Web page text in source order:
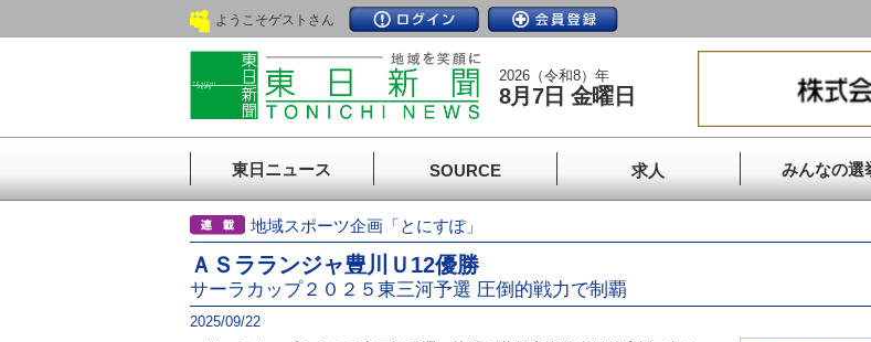
ようこそゲストさん
2026（令和8）年
8月7日 金曜日
東日ニュース SOURCE 求人 みんなの選
地域スポーツ企画「とにすぽ」
ＡＳラランジャ豊川Ｕ12優勝
サーラカップ２０２５東三河予選 圧倒的戦力で制覇
2025/09/22